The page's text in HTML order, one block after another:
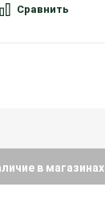
Сравнить
в магазинах